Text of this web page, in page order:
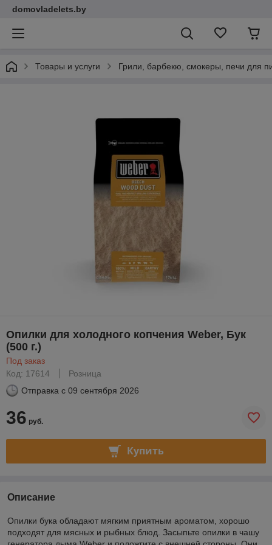
domovladelets.by
Товары и услуги Грили, барбекю, смокеры, печи для
Опилки для холодного копчения Weber, Бук
(500 г.)
Под заказ
Код: 17614
Розница
Отправка с 09 сентября 2026
36 руб.
Купить
Описание
Опилки бука обладают мягким приятным ароматом, хорошо
подходят для мясных и рыбных блюд. Засыпьте опилки в чашу